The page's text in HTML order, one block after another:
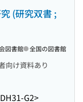
(研究双書 ;
向け資料あり
G2>
図書館 全国の図書館